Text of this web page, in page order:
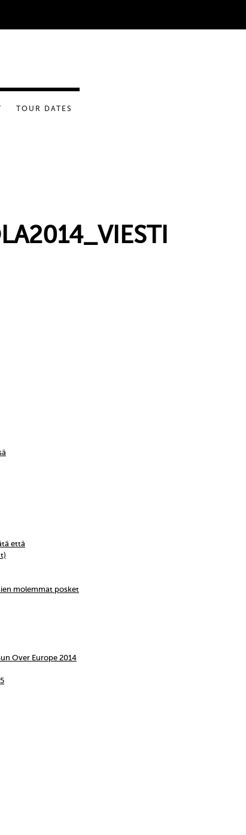
TOUR DATES
että
molemmat posket
Over Europe 2014